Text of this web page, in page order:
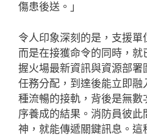
傷患後送。」
令人印象深刻的是，支援單
而是在接獲命令的同時，
握火場最新資訊與資源部
任務分配，到達後能立即融
種流暢的接軌，背後是無數
序養成的結果。消防員彼此
神，就能傳遞關鍵訊息。